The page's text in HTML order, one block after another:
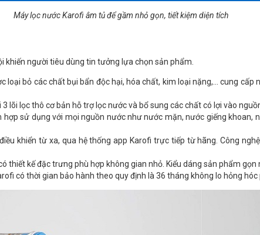
Máy lọc nước Karofi âm tủ để gầm nhỏ gọn, tiết kiệm diện tích
khiến người tiêu dùng tin tưởng lựa chọn sản phẩm.
loại bỏ các chất bụi bẩn độc hại, hóa chất, kim loại nặng,... cung
3 lõi lọc thô cơ bản hỗ trợ lọc nước và bổ sung các chất có lợi vào
hợp sử dụng với mọi nguồn nước như nước mặn, nước giếng khoan,
khiển từ xa, qua hệ thống app Karofi trực tiếp từ hãng. Công
thiết kế đặc trưng phù hợp không gian nhỏ. Kiểu dáng sản phẩm gọn
có thời gian bảo hành theo quy định là 36 tháng không lo hỏng